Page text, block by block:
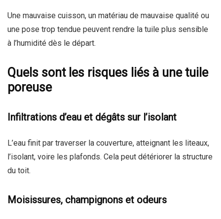
Une mauvaise cuisson, un matériau de mauvaise qualité ou
une pose trop tendue peuvent rendre la tuile plus sensible
à l’humidité dès le départ.
Quels sont les risques liés à une tuile
poreuse
Infiltrations d’eau et dégâts sur l’isolant
L’eau finit par traverser la couverture, atteignant les liteaux,
l’isolant, voire les plafonds. Cela peut détériorer la structure
du toit.
Moisissures, champignons et odeurs